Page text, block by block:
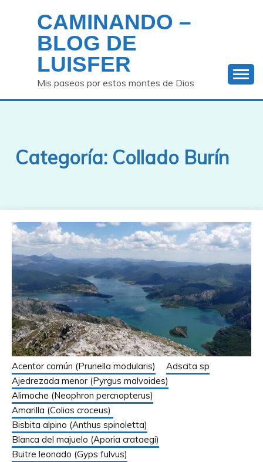
contenido
CAMINANDO –
BLOG DE
LUISFER
Mis paseos por estos montes de Dios
Categoría: Collado Burín
Acentor común (Prunella modularis)
Adscita sp
Ajedrezada menor (Pyrgus malvoides)
Alimoche (Neophron percnopterus)
Amarilla (Colias croceus)
Bisbita alpino (Anthus spinoletta)
Blanca del majuelo (Aporia crataegi)
Buitre leonado (Gyps fulvus)